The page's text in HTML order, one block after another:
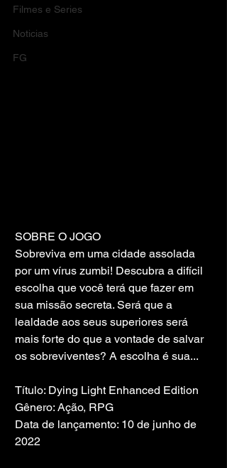
Filmes e Series
Noticias
FG
SOBRE O JOGO
Sobreviva em uma cidade assolada
por um vírus zumbi! Descubra a difícil
escolha que você terá que fazer em
sua missão secreta. Será que a
lealdade aos seus superiores será
mais forte do que a vontade de salvar
os sobreviventes? A escolha é sua...
Título: Dying Light Enhanced Edition
Gênero: Ação, RPG
Data de lançamento: 10 de junho de
2022